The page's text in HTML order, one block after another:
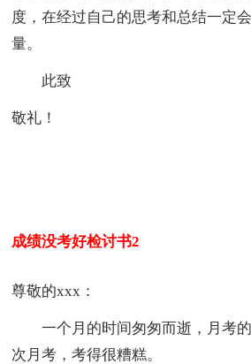
度，在经过自己的思考和总结一定
量。
此致
敬礼！
成绩没考好检讨书2
尊敬的xxx：
一个月的时间匆匆而逝，月考的
次月考，考得很糟糕。